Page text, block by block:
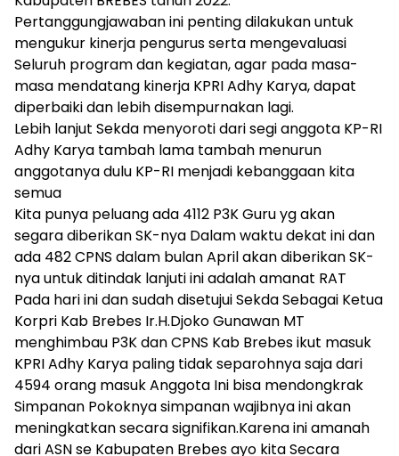
Pertanggungjawaban ini penting dilakukan untuk
mengukur kinerja pengurus serta mengevaluasi
Seluruh program dan kegiatan, agar pada masa-
masa mendatang kinerja KPRI Adhy Karya, dapat
diperbaiki dan lebih disempurnakan lagi.
Lebih lanjut Sekda menyoroti dari segi anggota KP-RI
Adhy Karya tambah lama tambah menurun
anggotanya dulu KP-RI menjadi kebanggaan kita
semua
Kita punya peluang ada 4112 P3K Guru yg akan
segara diberikan SK-nya Dalam waktu dekat ini dan
ada 482 CPNS dalam bulan April akan diberikan SK-
nya untuk ditindak lanjuti ini adalah amanat RAT
Pada hari ini dan sudah disetujui Sekda Sebagai Ketua
Korpri Kab Brebes Ir.H.Djoko Gunawan MT
menghimbau P3K dan CPNS Kab Brebes ikut masuk
KPRI Adhy Karya paling tidak separohnya saja dari
4594 orang masuk Anggota Ini bisa mendongkrak
Simpanan Pokoknya simpanan wajibnya ini akan
meningkatkan secara signifikan.Karena ini amanah
dari ASN se Kabupaten Brebes ayo kita Secara